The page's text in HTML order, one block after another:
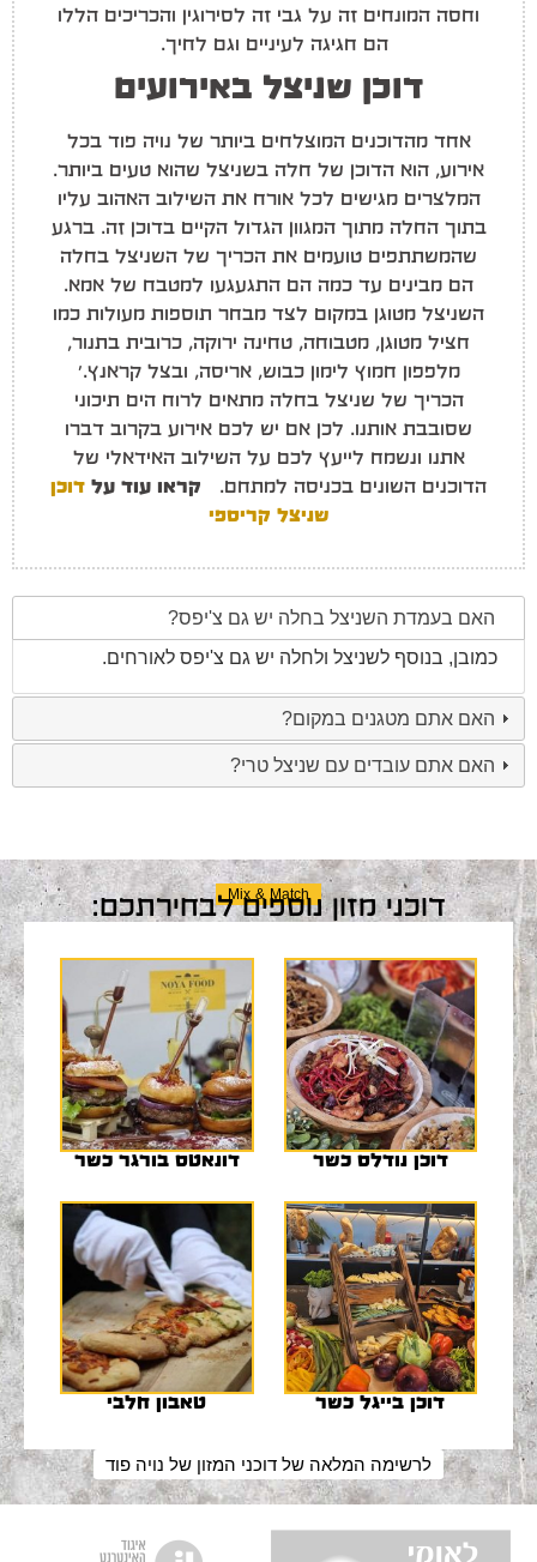
וחסה המונחים זה על גבי זה לסירוגין והכריכים הללו
הם חגיגה לעיניים וגם לחיך.
דוכן שניצל באירועים
אחד מהדוכנים המוצלחים ביותר של נויה פוד בכל
אירוע, הוא הדוכן של חלה בשניצל שהוא טעים ביותר.
המלצרים מגישים לכל אורח את השילוב האהוב עליו
בתוך החלה מתוך המגוון הגדול הקיים בדוכן זה. ברגע
שהמשתתפים טועמים את הכריך של השניצל בחלה
הם מבינים עד כמה הם התגעגעו למטבח של אמא.
השניצל מטוגן במקום לצד מבחר תוספות מעולות כמו
חציל מטוגן, מטבוחה, טחינה ירוקה, כרובית בתנור,
מלפפון חמוץ לימון כבוש, אריסה, ובצל קראנץ.'
הכריך של שניצל בחלה מתאים לרוח הים תיכוני
שסובבת אותנו. לכן אם יש לכם אירוע בקרוב דברו
אתנו ונשמח לייעץ לכם על השילוב האידאלי של
הדוכנים השונים בכניסה למתחם. קראו עוד על דוכן
שניצל קריספי
האם בעמדת השניצל בחלה יש גם צ'יפס?
כמובן, בנוסף לשניצל ולחלה יש גם צ'יפס לאורחים.
האם אתם מטגנים במקום?
האם אתם עובדים עם שניצל טרי?
Mix & Match
דוכני מזון נוספים לבחירתכם:
דוכן נודלס כשר דונאטס בורגר כשר
דוכן בייגל כשר טאבון חלבי
לרשימה המלאה של דוכני המזון של נויה פוד